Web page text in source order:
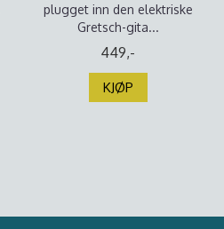
plugget inn den elektriske
Gretsch-gita...
449,-
KJØP